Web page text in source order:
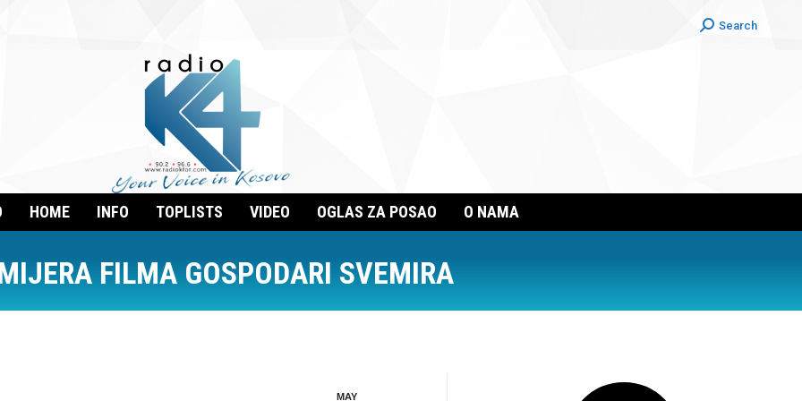
Search:
Search
HOME INFO TOPLISTS VIDEO OGLAS ZA POSAO O NAMA
FILMA GOSPODARI SVEMIRA
MAY